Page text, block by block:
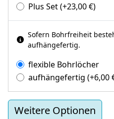
Plus Set(+23,00€)
Sofern Bohrfreiheit
aufhängefertig.
flexible Bohrlöcher
aufhängefertig (+6,00
Weitere Optionen